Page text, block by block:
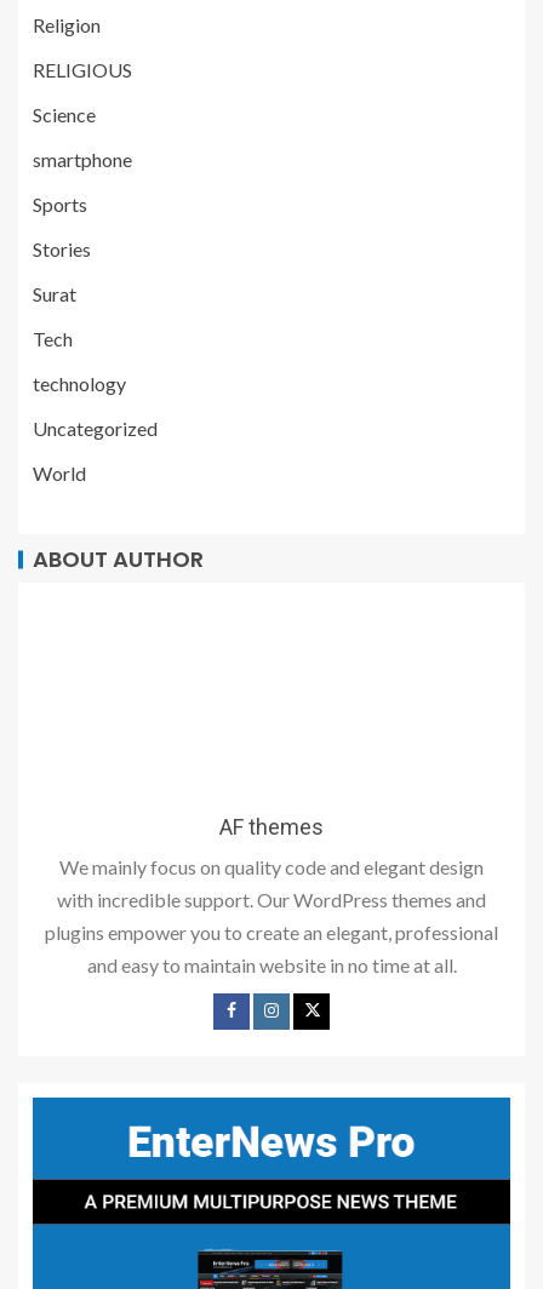
Religion
RELIGIOUS
Science
smartphone
Sports
Stories
Surat
Tech
technology
Uncategorized
World
ABOUT AUTHOR
AF themes
We mainly focus on quality code and elegant design
with incredible support. Our WordPress themes and
plugins empower you to create an elegant, professional
and easy to maintain website in no time at all.